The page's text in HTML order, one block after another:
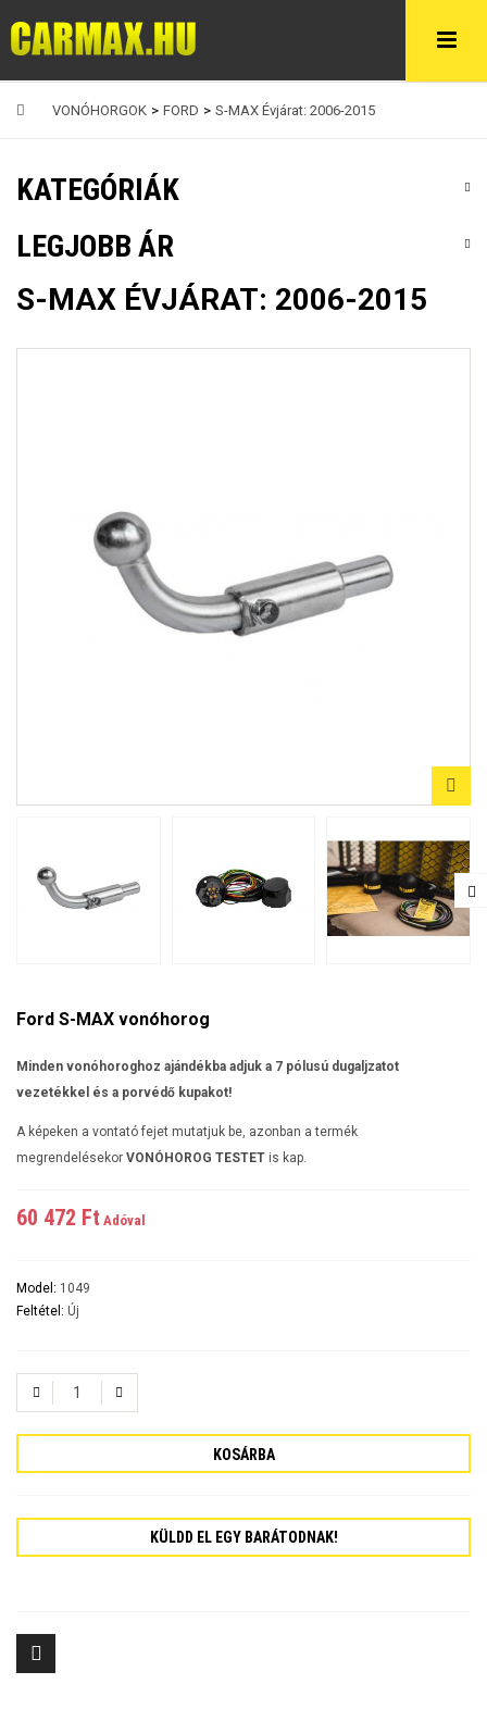
VONÓHORGOK > FORD > S-MAX Évjárat: 2006-2015
KATEGÓRIÁK
LEGJOBB ÁR
S-MAX ÉVJÁRAT: 2006-2015
Ford S-MAX vonóhorog
Minden vonóhoroghoz ajándékba adjuk a 7 pólusú dugaljzatot
vezetékkel és a porvédő kupakot!
A képeken a vontató fejet mutatjuk be, azonban a termék
megrendelésekor VONÓHOROG TESTET is kap.
60 472 Ft‎ Adóval
Model: 1049
Feltétel: Új
KOSÁRBA
KÜLDD EL EGY BARÁTODNAK!